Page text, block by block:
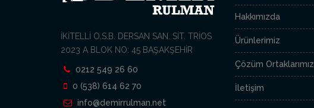
İKİTELLİ O.S.B. DERSAN SAN. SİT. TRİOS
2023 A BLOK NO: 45 BAŞAKŞEHİR
0212 549 26 60
0 (538) 614 62 70
info@demirrulman.net
Hakkımızda
Ürünlerimiz
Çözüm Ortaklarımız
İletişim